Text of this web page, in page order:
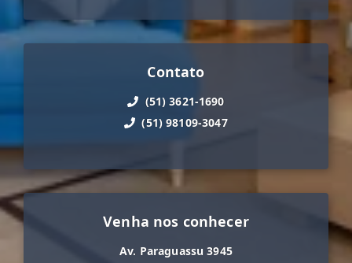
Contato
(51) 3621-1690
(51) 98109-3047
Venha nos conhecer
Av. Paraguassu 3945